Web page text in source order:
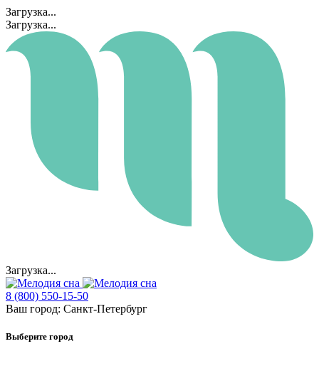
Загрузка...
Загрузка...
Загрузка...
8 (800) 550-15-50
Ваш город: Санкт-Петербург
Выберите город